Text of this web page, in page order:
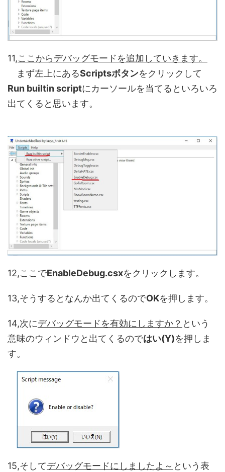
11,ここからデバッグモードを追加していきます。
まず左上にあるScriptsボタンをクリックして
Run builtin scriptにカーソールを当てるといろいろ
出てくると思います。
12,ここでEnableDebug.csxをクリックします。
13,そうするとなんか出てくるのでOKを押します。
14,次にデバッグモードを有効にしますか？ という
意味のウィンドウと出てくるのではい(Y)を押しま
す。
15,そしてデバッグモードにしましたよ～ という表